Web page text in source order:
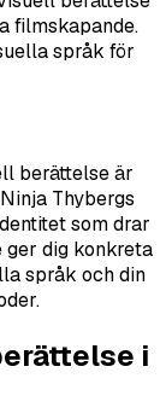
filmskapande.
språk för
berättelse är
Thybergs
som drar
ger dig konkreta
språk och din
i